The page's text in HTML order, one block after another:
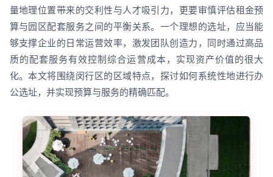
量地理位置带来的交利性与人才吸引力，更要审慎评估租金预
算与园区配套服务之间的平衡关系。一个理想的选址，应当能
够支撑企业的日常运营效率，激发团队创造力，同时通过高品
质的配套服务有效控制综合运营成本，实现资产价值的很大
化。本文将围绕闵行区的区域特点，探讨如何系统性地进行办
公选址，并实现预算与服务的精确匹配。